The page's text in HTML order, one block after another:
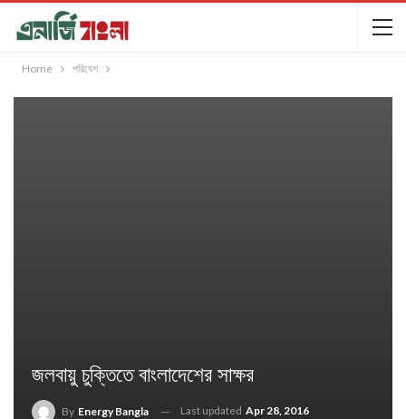
Home পরিবেশ
জলবায়ু চুক্তিতে বাংলাদেশের সাক্ষর
By Energy Bangla Last updated Apr 28, 2016